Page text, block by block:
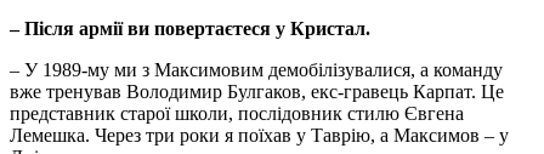
– Після армії ви повертаєтеся у Кристал.
– У 1989-му ми з Максимовим демобілізувалися, а команду
вже тренував Володимир Булгаков, екс-гравець Карпат. Це
представник старої школи, послідовник стилю Євгена
Лемешка. Через три роки я поїхав у Таврію, а Максимов – у